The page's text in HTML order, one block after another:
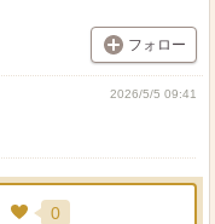
フォロー
2026/5/5 09:41
0